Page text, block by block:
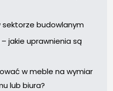
sektorze budowlanym
jakie uprawnienia są
w meble na wymiar
lub biura?